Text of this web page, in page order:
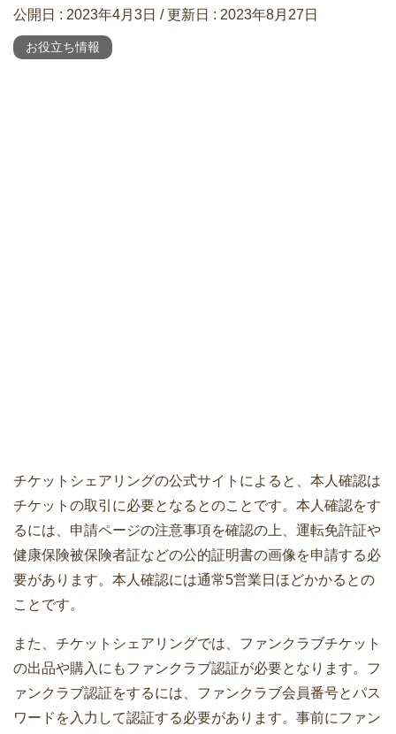
公開日 : 2023年4月3日 / 更新日 : 2023年8月27日
お役立ち情報
チケットシェアリングの公式サイトによると、本人確認は
チケットの取引に必要となるとのことです。本人確認をす
るには、申請ページの注意事項を確認の上、運転免許証や
健康保険被保険者証などの公的証明書の画像を申請する必
要があります。本人確認には通常5営業日ほどかかるとの
ことです。
また、チケットシェアリングでは、ファンクラブチケット
の出品や購入にもファンクラブ認証が必要となります。フ
ァンクラブ認証をするには、ファンクラブ会員番号とパス
ワードを入力して認証する必要があります。事前にファン